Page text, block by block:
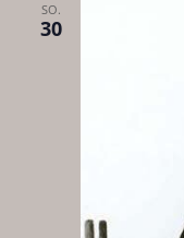
SO.
30